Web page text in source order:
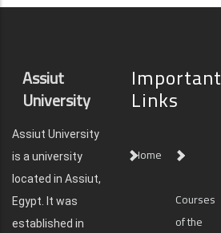
Assiut
University
Assiut University
is a university
located in Assiut,
Egypt. It was
established in
Important
Links
Home
Courses
of the